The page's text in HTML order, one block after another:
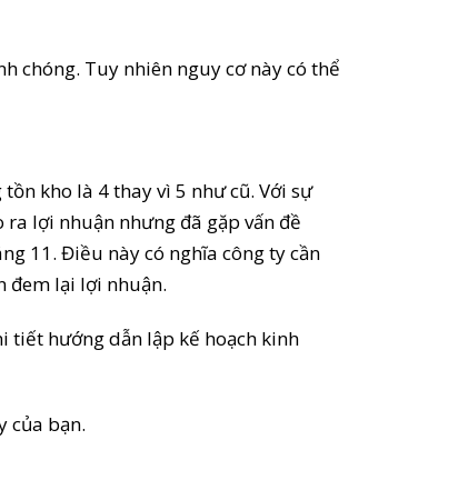
chóng. Tuy nhiên nguy cơ này có thể
kho là 4 thay vì 5 như cũ. Với sự
lợi nhuận nhưng đã gặp vấn đề
11. Điều này có nghĩa công ty cần
đem lại lợi nhuận.
tiết hướng dẫn lập kế hoạch kinh
của bạn.